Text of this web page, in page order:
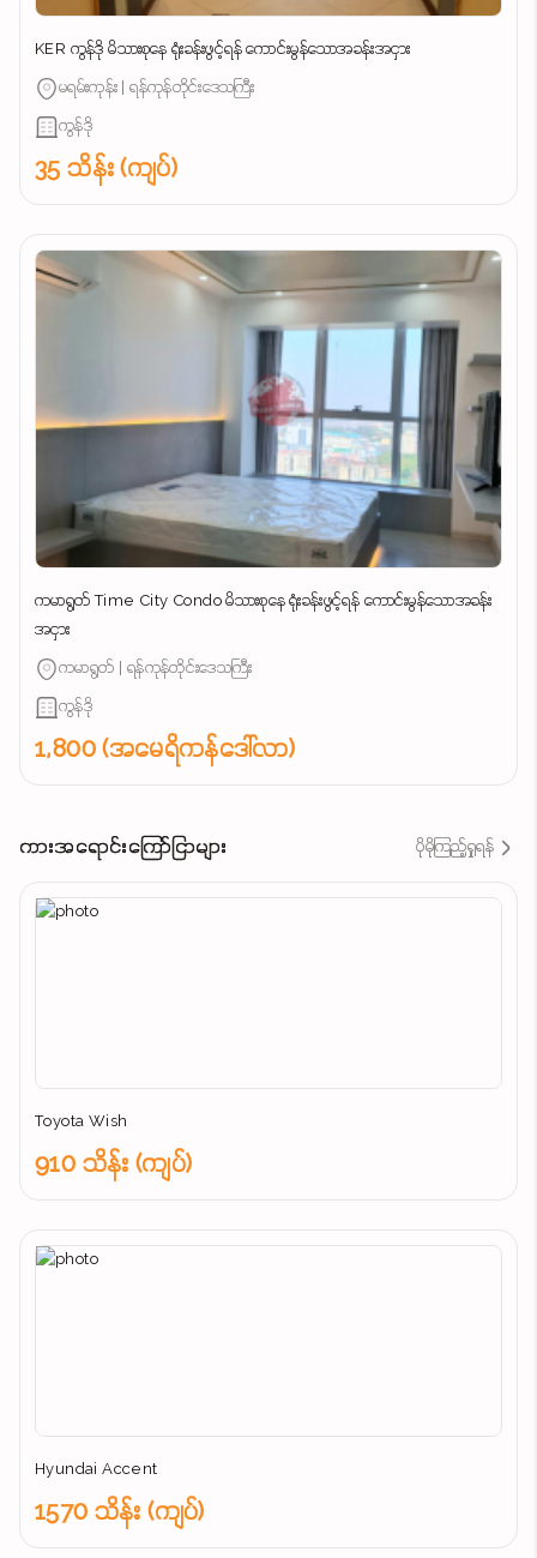
KER ကွန်ဒို မိသားစုနေ ရုံးခန်းဖွင့်ရန် ကောင်းမွန်သောအခန်းအငှား
မရမ်းကုန်း | ရန်ကုန်တိုင်းဒေသကြီး
ကွန်ဒို
35 သိန်း (ကျပ်)
ကမာရွတ် Time City Condo မိသားစုနေ ရုံးခန်းဖွင့်ရန် ကောင်းမွန်သောအခန်း
အငှား
ကမာရွတ် | ရန်ကုန်တိုင်းဒေသကြီး
ကွန်ဒို
1,800 (အမေရိကန်ဒေါ်လာ)
ကားအရောင်းကြော်ငြာများ ပိုမိုကြည့်ရှုရန်
Toyota Wish
910 သိန်း (ကျပ်)
Hyundai Accent
1570 သိန်း (ကျပ်)